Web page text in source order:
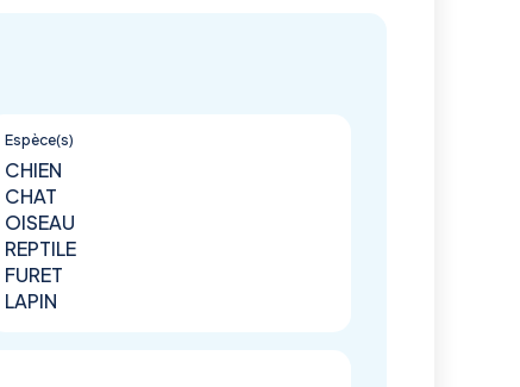
Espèce(s)
CHIEN
CHAT
OISEAU
REPTILE
FURET
LAPIN